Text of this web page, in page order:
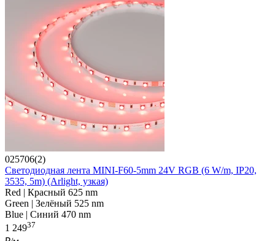
025706(2)
Светодиодная лента MINI-F60-5mm 24V RGB (6 W/m, IP20,
3535, 5m) (Arlight, узкая)
Red | Красный 625 nm
Green | Зелёный 525 nm
Blue | Синий 470 nm
1 24937